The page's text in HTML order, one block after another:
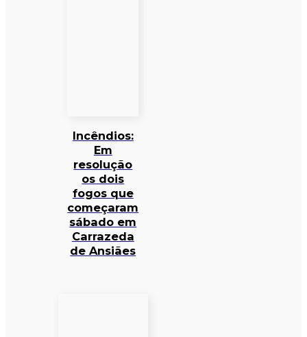
Incêndios:
Em
resolução
os dois
fogos que
começaram
sábado em
Carrazeda
de Ansiães